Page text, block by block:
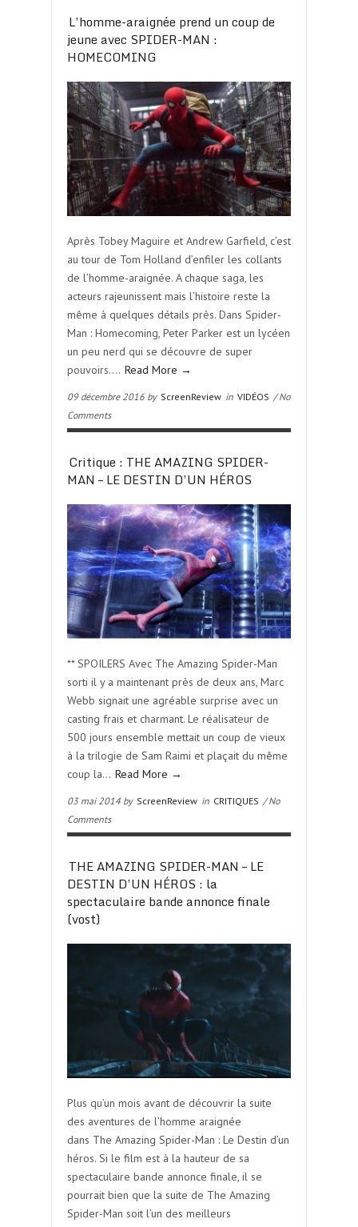
L’homme-araignée prend un coup de
jeune avec SPIDER-MAN :
HOMECOMING
Après Tobey Maguire et Andrew Garfield, c’est
au tour de Tom Holland d’enfiler les collants
de l’homme-araignée. A chaque saga, les
acteurs rajeunissent mais l’histoire reste la
même à quelques détails près. Dans Spider-
Man : Homecoming, Peter Parker est un lycéen
un peu nerd qui se découvre de super
pouvoirs…. Read More →
09 décembre 2016 by ScreenReview in VIDÉOS / No
Comments
Critique : THE AMAZING SPIDER-
MAN – LE DESTIN D’UN HÉROS
** SPOILERS Avec The Amazing Spider-Man
sorti il y a maintenant près de deux ans, Marc
Webb signait une agréable surprise avec un
casting frais et charmant. Le réalisateur de
500 jours ensemble mettait un coup de vieux
à la trilogie de Sam Raimi et plaçait du même
coup la… Read More →
03 mai 2014 by ScreenReview in CRITIQUES / No
Comments
THE AMAZING SPIDER-MAN – LE
DESTIN D’UN HÉROS : la
spectaculaire bande annonce finale
(vost)
Plus qu’un mois avant de découvrir la suite
des aventures de l’homme araignée
dans The Amazing Spider-Man : Le Destin d’un
héros. Si le film est à la hauteur de sa
spectaculaire bande annonce finale, il se
pourrait bien que la suite de The Amazing
Spider-Man soit l’un des meilleurs